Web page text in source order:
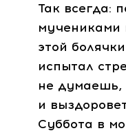
Так всегда:
мучениками
этой
испытал
не думаешь,
и
Суббота в